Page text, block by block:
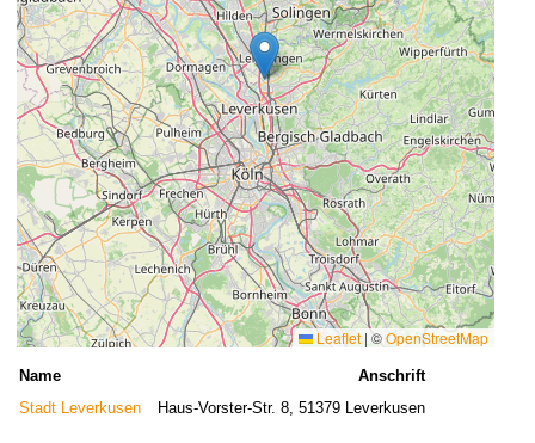
Leaflet | ©OpenStreetMap
Name
Anschrift
Stadt Leverkusen
Haus-Vorster-Str. 8, 51379 Leverkusen